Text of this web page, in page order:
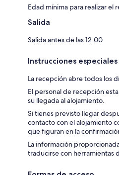
Edad mínima para realizar el
Salida
Salida antes de las 12:00
Instrucciones
La recepción abre todos los
El personal de recepción
su llegada al alojamiento.
Si tienes previsto llegar
contacto con el alojamiento
que figuran en la
La información
traducirse con herramientas